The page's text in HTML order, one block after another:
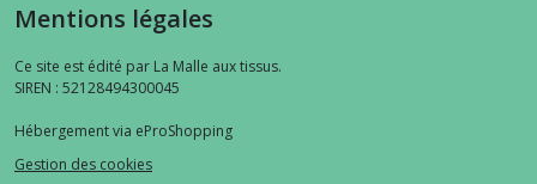
Mentions légales
Ce site est édité par La Malle aux tissus.
SIREN : 52128494300045
Hébergement via eProShopping
Gestion des cookies